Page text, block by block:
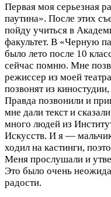
Первая моя серьезная
паутина». После этих
пойду учиться в
факультет. В «Черную
было лето после 10
сейчас помню. Мне
режиссер из моей
позвонят из
Правда позвонили и
мне дали текст и
много людей из
Искусств. И я —
ходил на кастинги,
Меня прослушали и
Это было очень
радости.